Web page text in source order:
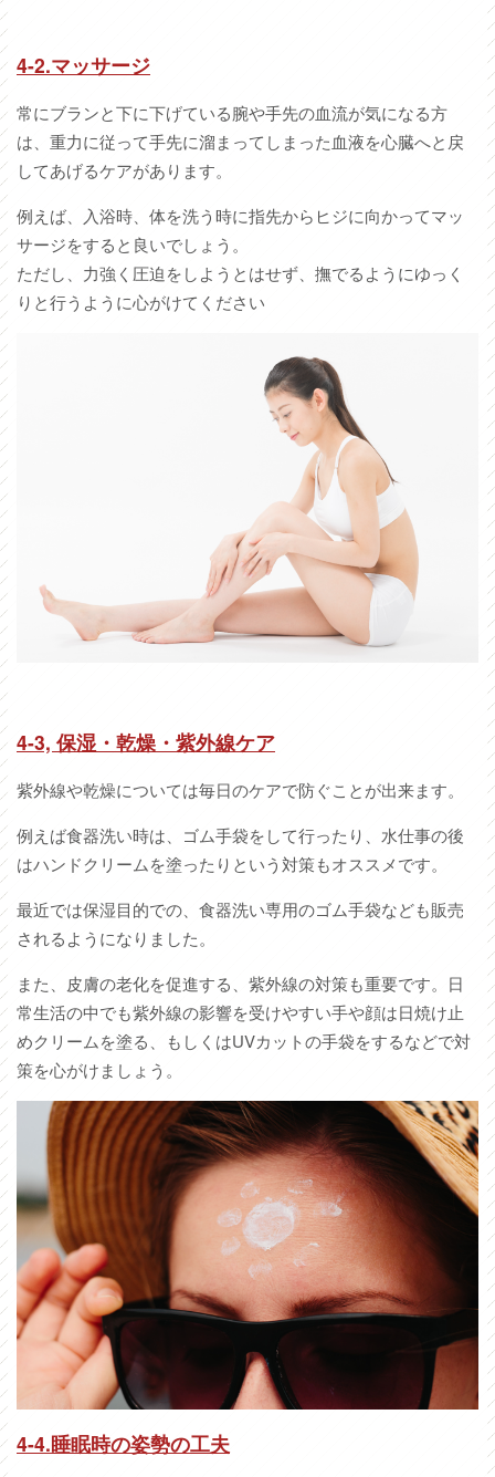
4-2.マッサージ
常にブランと下に下げている腕や手先の血流が気になる方
は、重力に従って手先に溜まってしまった血液を心臓へと戻
してあげるケアがあります。
例えば、入浴時、体を洗う時に指先からヒジに向かってマッ
サージをすると良いでしょう。
ただし、力強く圧迫をしようとはせず、撫でるようにゆっく
りと行うように心がけてください
4-3, 保湿・乾燥・紫外線ケア
紫外線や乾燥については毎日のケアで防ぐことが出来ます。
例えば食器洗い時は、ゴム手袋をして行ったり、水仕事の後
はハンドクリームを塗ったりという対策もオススメです。
最近では保湿目的での、食器洗い専用のゴム手袋なども販売
されるようになりました。
また、皮膚の老化を促進する、紫外線の対策も重要です。日
常生活の中でも紫外線の影響を受けやすい手や顔は日焼け止
めクリームを塗る、もしくはUVカットの手袋をするなどで対
策を心がけましょう。
4-4.睡眠時の姿勢の工夫